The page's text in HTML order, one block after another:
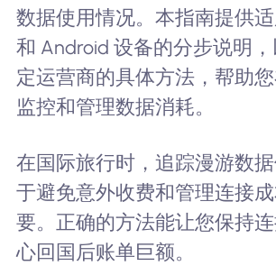
数据使用情况。本指南提供
和 Android 设备的分步说明
定运营商的具体方法，帮助
监控和管理数据消耗。
在国际旅行时，追踪漫游数
于避免意外收费和管理连接
要。正确的方法能让您保持
心回国后账单巨额。